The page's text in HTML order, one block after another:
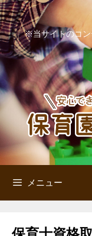
コ
ン
テ
ン
ツ
ス
ッ
※当サイトのコン
メニュー